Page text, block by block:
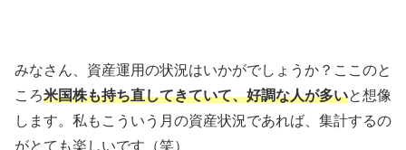
みなさん、資産運用の状況はいかがでしょうか？ここのと
ころ米国株も持ち直してきていて、好調な人が多いと想像
します。私もこういう月の資産状況であれば、集計するの
がとても楽しいです（笑）